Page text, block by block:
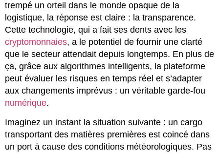
trempé un orteil dans le monde opaque de la
logistique, la réponse est claire : la transparence.
Cette technologie, qui a fait ses dents avec les
cryptomonnaies, a le potentiel de fournir une clarté
que le secteur attendait depuis longtemps. En plus de
ça, grâce aux algorithmes intelligents, la plateforme
peut évaluer les risques en temps réel et s’adapter
aux changements imprévus : un véritable garde-fou
numérique.
Imaginez un instant la situation suivante : un cargo
transportant des matières premières est coincé dans
un port à cause des conditions météorologiques. Pas